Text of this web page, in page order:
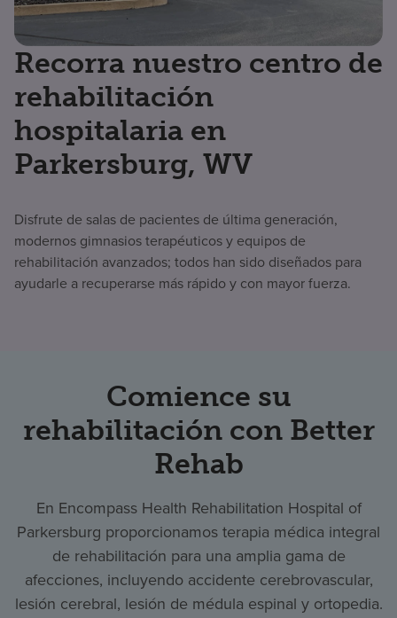
Recorra nuestro centro de
rehabilitación
hospitalaria en
Parkersburg, WV
Disfrute de salas de pacientes de última generación,
modernos gimnasios terapéuticos y equipos de
rehabilitación avanzados; todos han sido diseñados para
ayudarle a recuperarse más rápido y con mayor fuerza.
Comience su
rehabilitación con Better
Rehab
En Encompass Health Rehabilitation Hospital of
Parkersburg proporcionamos terapia médica integral
de rehabilitación para una amplia gama de
afecciones, incluyendo accidente cerebrovascular,
lesión cerebral, lesión de médula espinal y ortopedia.